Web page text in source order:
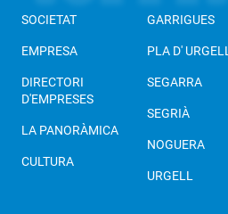
SOCIETAT
EMPRESA
DIRECTORI
D'EMPRESES
LA PANORÀMICA
CULTURA
GARRIGUES
PLA D' URGELL
SEGARRA
SEGRIÀ
NOGUERA
URGELL